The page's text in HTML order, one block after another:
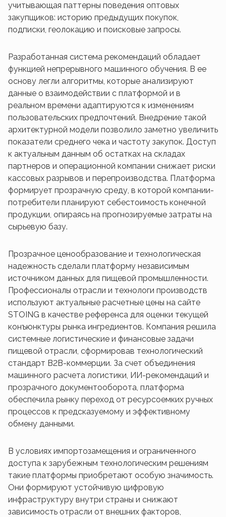
учитывающая паттерны поведения оптовых
закупщиков: историю предыдущих покупок,
подписки, геолокацию и поисковые запросы.
Разработанная система рекомендаций обладает
функцией непрерывного машинного обучения. В ее
основу легли алгоритмы, которые анализируют
данные о взаимодействии с платформой и в
реальном времени адаптируются к изменениям
пользовательских предпочтений. Внедрение такой
архитектурной модели позволило заметно увеличить
показатели среднего чека и частоту закупок. Доступ
к актуальным данным об остатках на складах
партнеров и операционной компании снижает риски
кассовых разрывов и перепроизводства. Платформа
формирует прозрачную среду, в которой компании-
потребители планируют себестоимость конечной
продукции, опираясь на прогнозируемые затраты на
сырьевую базу.
Прозрачное ценообразование и технологическая
надежность сделали платформу независимым
источником данных для пищевой промышленности.
Профессионалы отрасли и технологи производств
используют актуальные расчетные цены на сайте
STOING в качестве референса для оценки текущей
конъюнктуры рынка ингредиентов. Компания решила
системные логистические и финансовые задачи
пищевой отрасли, сформировав технологический
стандарт B2B-коммерции. За счет объединения
машинного расчета логистики, ИИ-рекомендаций и
прозрачного документооборота, платформа
обеспечила рынку переход от ресурсоемких ручных
процессов к предсказуемому и эффективному
обмену данными.
В условиях импортозамещения и ограниченного
доступа к зарубежным технологическим решениям
такие платформы приобретают особую значимость.
Они формируют устойчивую цифровую
инфраструктуру внутри страны и снижают
зависимость отрасли от внешних факторов,